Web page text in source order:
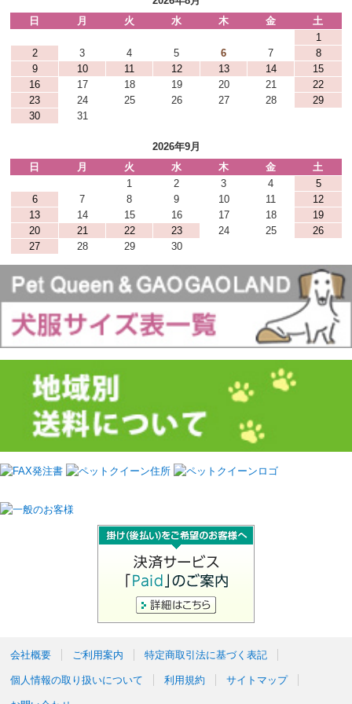
日
月 火 水 木 金
土
1
2
3 4 5 6 7
8
9
10 11 12 13 14
15
16
17 18 19 20 21
22
23
24 25 26 27 28
29
30
31
2026年9月
日
月 火 水 木 金
土
1
2 3 4
5
6
7 8 9 10 11
12
13
14 15 16 17 18
19
20
21 22 23 24 25
26
27
28 29 30
会社概要 ご利用案内 特定商取引法に基づく表記
個人情報の取り扱いについて 利用規約 サイトマップ